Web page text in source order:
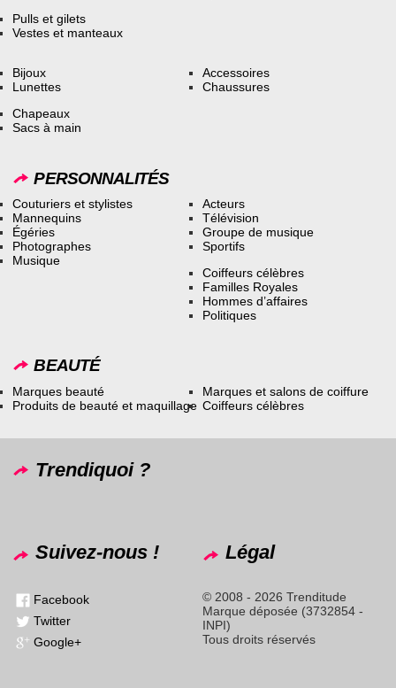
Pulls et gilets
Vestes et manteaux
Bijoux
Lunettes
Accessoires
Chaussures
Chapeaux
Sacs à main
PERSONNALITÉS
Couturiers et stylistes
Mannequins
Égéries
Photographes
Musique
Acteurs
Télévision
Groupe de musique
Sportifs
Coiffeurs célèbres
Familles Royales
Hommes d’affaires
Politiques
BEAUTÉ
Marques beauté
Produits de beauté et maquillage
Marques et salons de coiffure
Coiffeurs célèbres
Trendiquoi ?
Suivez-nous !
Facebook
Twitter
Google+
Légal
© 2008 - 2026 Trenditude
Marque déposée (3732854 -
INPI)
Tous droits réservés